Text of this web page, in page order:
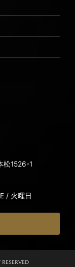
松1526-1
/ 火曜日